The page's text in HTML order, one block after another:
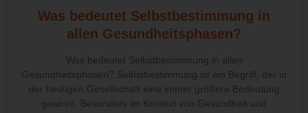
Was bedeutet Selbstbestimmung in
allen Gesundheitsphasen?
Was bedeutet Selbstbestimmung in allen
Gesundheitsphasen? Selbstbestimmung ist ein Begriff, der in
der heutigen Gesellschaft eine immer größere Bedeutung
gewinnt. Besonders im Kontext von Gesundheit und